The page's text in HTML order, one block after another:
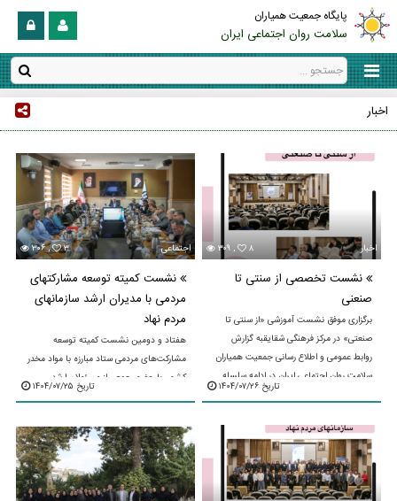
پایگاه جمعیت همیاران
سلامت روان اجتماعی ایران
اخبار
۳۰۹ , ۸ اخبار
نشست تخصصی از سنتی تا
صنعنی
برگزاری موفق نشست آموزشی «از سنتی تا
صنعتی» در مرکز فرهنگی شقایقبه گزارش
روابط عمومی و اطلاع رسانی جمعیت همیاران
سلامت روان اجتماعی ایران در ادامه سلسله
تاریخ ۱۴۰۴/۰۷/۲۶
۳۰۶ , ۳ اجتماعی
نشست کمیته توسعه مشارکتهای
مردمی با مدیران ارشد سازمانهای
مردم نهاد
هفتاد و دومین نشست کمیته توسعه
مشارکت‌های مردمی ستاد مبارزه با مواد مخدر
کشور، با حضور جمعی از مسئولان ارشد،
نمایندگان سازمان‌های مردم‌نهاد و فعالان
تاریخ ۱۴۰۴/۰۷/۲۵